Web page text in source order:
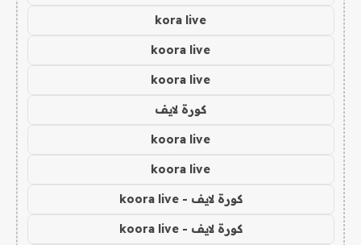
kora live
koora live
koora live
كورة لايف
koora live
koora live
كورة لايف - koora live
كورة لايف - koora live